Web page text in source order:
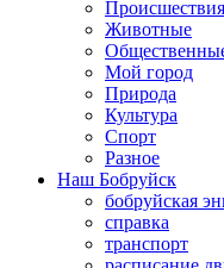
Происшествия
Животные
Мой город
Природа
Культура
Спорт
Разное
Наш Бобруйск
бобруйская
справка
транспорт